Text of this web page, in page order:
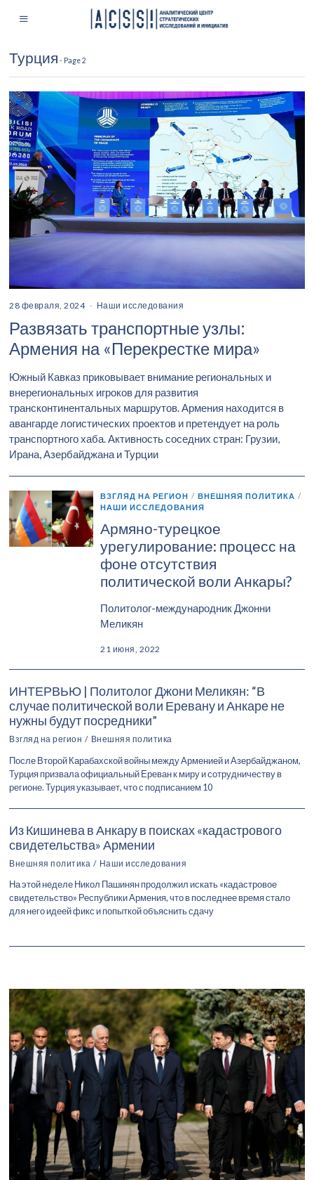
Турция - Page 2
28 февраля, 2024 Наши исследования
Развязать транспортные узлы:
Армения на «Перекрестке мира»
Южный Кавказ приковывает внимание региональных и
внерегиональных игроков для развития
трансконтинентальных маршрутов. Армения находится в
авангарде логистических проектов и претендует на роль
транспортного хаба. Активность соседних стран: Грузии,
Ирана, Азербайджана и Турции
ВЗГЛЯД НА РЕГИОН / ВНЕШНЯЯ ПОЛИТИКА /
НАШИ ИССЛЕДОВАНИЯ
Армяно-турецкое
урегулирование: процесс на
фоне отсутствия
политической воли Анкары?
Политолог-международник Джонни
Меликян
21 июня, 2022
ИНТЕРВЬЮ | Политолог Джони Меликян: “В
случае политической воли Еревану и Анкаре не
нужны будут посредники”
Взгляд на регион / Внешняя политика
После Второй Карабахской войны между Арменией и Азербайджаном,
Турция призвала официальный Ереван к миру и сотрудничеству в
регионе. Турция указывает, что с подписанием 10
Из Кишинева в Анкару в поисках «кадастрового
свидетельства» Армении
Внешняя политика / Наши исследования
На этой неделе Никол Пашинян продолжил искать «кадастровое
свидетельство» Республики Армения, что в последнее время стало
для него идеей фикс и попыткой объяснить сдачу